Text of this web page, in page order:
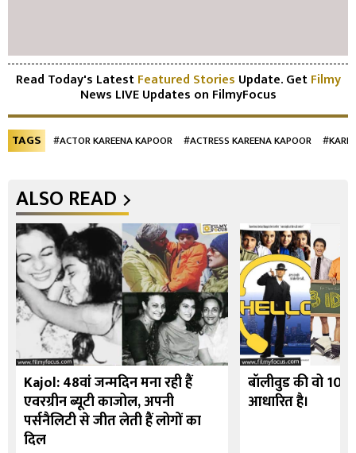
Read Today's LatestFeatured Stories Update. GetFilmy
News LIVE Updates on FilmyFocus
TAGS #ACTOR KAREENA KAPOOR #ACTRESS KAREENA KAPOOR
ALSO READ
Kajol: 48वां जन्मदिन मना रही हैं
एवरग्रीन ब्यूटी काजोल, अपनी
पर्सनैलिटी से जीत लेती हैं लोगों का
दिल
बॉलीवुड की वो 10
आधारित है।